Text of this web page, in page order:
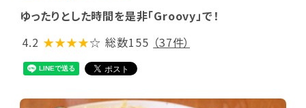
ゆったりとした時間を是非「Groovy」で！
4.2 ★★★★☆ 総数155 （37件）